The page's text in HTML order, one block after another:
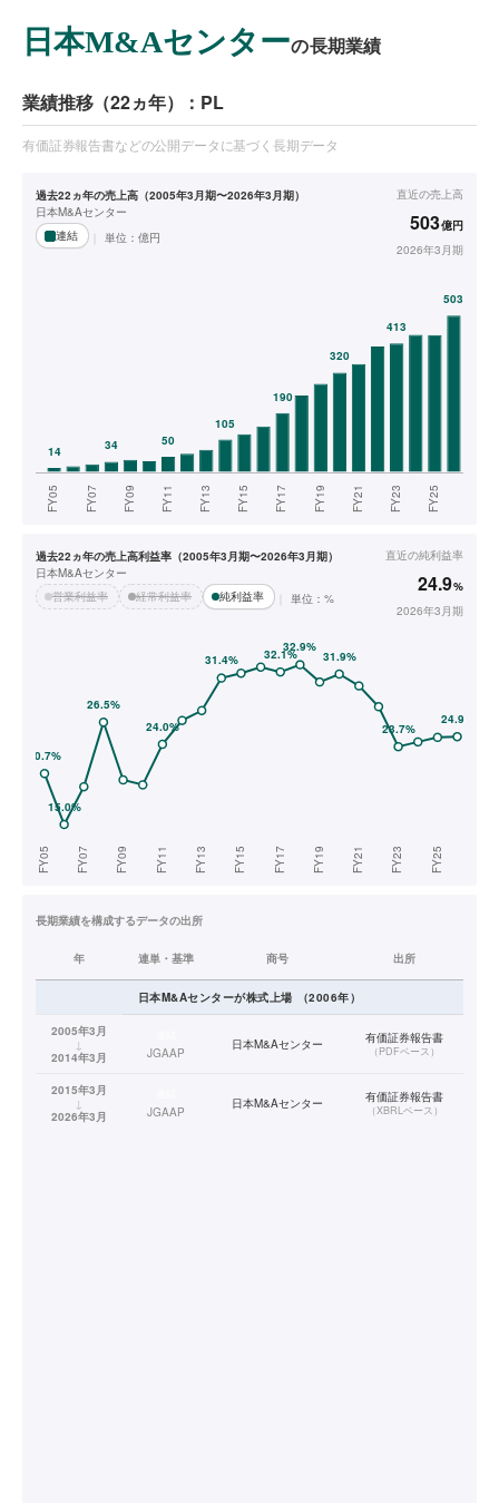
日本M&Aセンターの長期業績
業績推移（22ヵ年）：PL
有価証券報告書などの公開データに基づく長期データ
過去22ヵ年の売上高（2005年3月期〜2026年3月期）
日本M&Aセンター
連結
単位： 億円
直近の売上高
503億円
2026年3月期
過去22ヵ年の売上高利益率（2005年3月期〜2026年3月期）
日本M&Aセンター
営業利益率
経常利益率 純利益率 単位：%
直近の純利益率
24.9%
2026年3月期
長期業績を構成するデータの出所
年 連単・基準 商号 出所
日本M&Aセンターが株式上場 （2006年）
2005年3月
↓
2014年3月
JGAAP
日本M&Aセンター 有価証券報告書
（PDFベース）
2015年3月
↓
2026年3月
JGAAP
日本M&Aセンター 有価証券報告書
（XBRLベース）